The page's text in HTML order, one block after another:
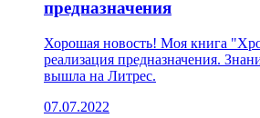
предназначения
Хорошая новость! Моя книга
реализация предназначения.
вышла на Литрес.
07.07.2022